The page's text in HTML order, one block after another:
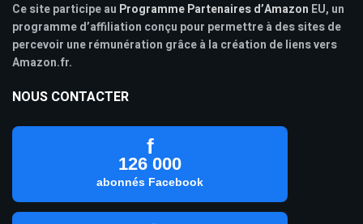
Ce site participe au Programme Partenaires d’Amazon EU, un
programme d’affiliation conçu pour permettre à des sites de
percevoir une rémunération grâce à la création de liens vers
Amazon.fr.
NOUS CONTACTER
f
126 000
abonnés Facebook